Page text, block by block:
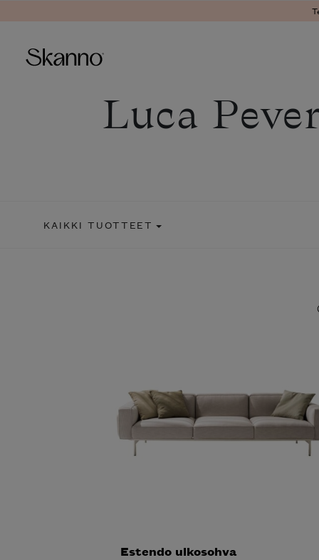
Luca
KAIKKI TUOTTEET
Estendo ulkosohva